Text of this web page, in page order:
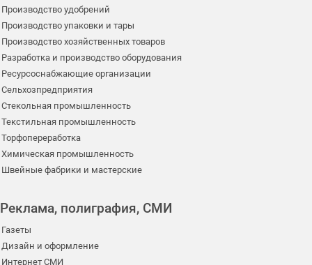
Производство удобрений
Производство упаковки и тары
Производство хозяйственных товаров
Разработка и производство оборудования
Ресурсоснабжающие организации
Сельхозпредприятия
Стекольная промышленность
Текстильная промышленность
Торфопереработка
Химическая промышленность
Швейные фабрики и мастерские
Реклама, полиграфия, СМИ
Газеты
Дизайн и оформление
Интернет СМИ